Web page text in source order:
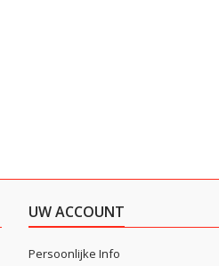
UW ACCOUNT
Persoonlijke Info